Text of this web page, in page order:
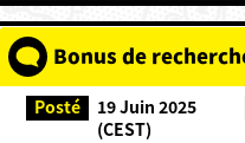
Bonus de
Posté
19 Juin 2025
(CEST)